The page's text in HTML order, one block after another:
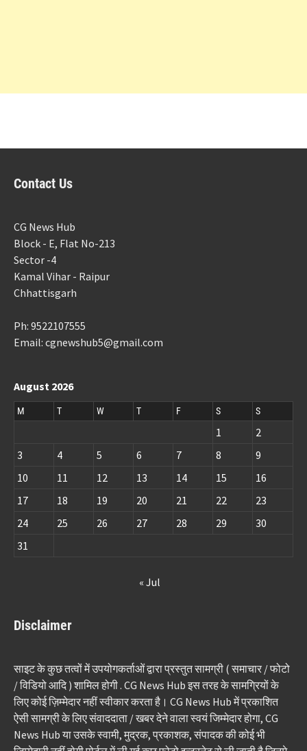
Contact Us
CG News Hub
Block - E, Flat No-213
Sector -4
Kamal Vihar - Raipur
Chhattisgarh
Ph: 9522107555
Email: cgnewshub5@gmail.com
August 2026
M T W T F S S
1
2
3
4 5 6 7 8
9
10
11 12 13 14 15
16
17
18 19 20 21 22
23
24
25 26 27 28 29
30
31
« Jul
Disclaimer
साइट के कुछ तत्वों में उपयोगकर्ताओं द्वारा प्रस्तुत सामग्री ( समाचार / फोटो
/ विडियो आदि ) शामिल होगी . CG News Hub इस तरह के सामग्रियों के
लिए कोई ज़िम्मेदार नहीं स्वीकार करता है। CG News Hub में प्रकाशित
ऐसी सामग्री के लिए संवाददाता / खबर देने वाला स्वयं जिम्मेदार होगा, CG
News Hub या उसके स्वामी, मुद्रक, प्रकाशक, संपादक की कोई भी